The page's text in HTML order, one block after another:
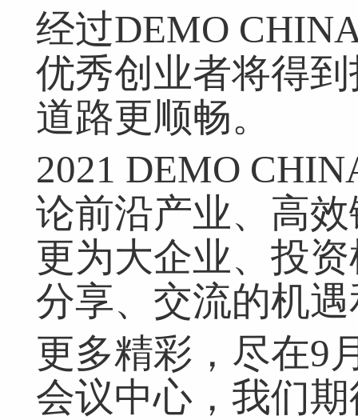
经过DEMO
优秀创业者将得
道路更顺畅。
2021 DEMO
论前沿产业、高
更为大企业、投
分享、交流的机
更多精彩，尽在9
会议中心，我们